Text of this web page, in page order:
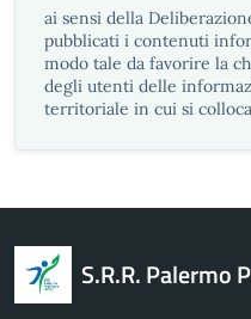
ai sensi della
pubblicati i contenuti
modo tale da favorire la
degli utenti delle
territoriale in cui si
S.R.R. Palermo